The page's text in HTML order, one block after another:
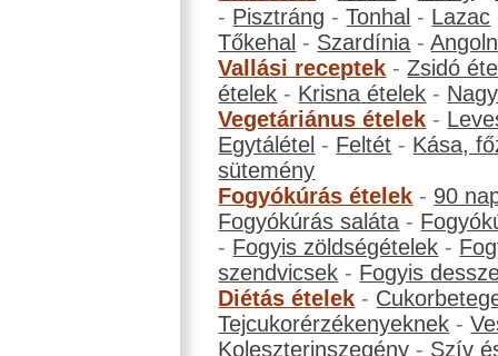
- Pisztráng -Tonhal - Lazac
Tőkehal - Szardínia -
Vallási receptek -Zsidó
ételek - Krisna ételek -
Vegetáriánus ételek -
Egytálétel - Feltét - Kása,
sütemény
Fogyókúrás ételek - 90
Fogyókúrás saláta -
- Fogyis zöldségételek -
szendvicsek - Fogyis
Diétás ételek -
Tejcukorérzékenyeknek -
Koleszterinszegény - Szív